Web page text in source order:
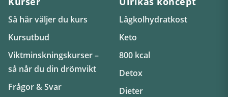
Så här väljer du kurs
Kursutbud
Viktminskningskurser –
så når du din drömvikt
Frågor & Svar
Lågkolhydratkost
Keto
800 kcal
Detox
Dieter